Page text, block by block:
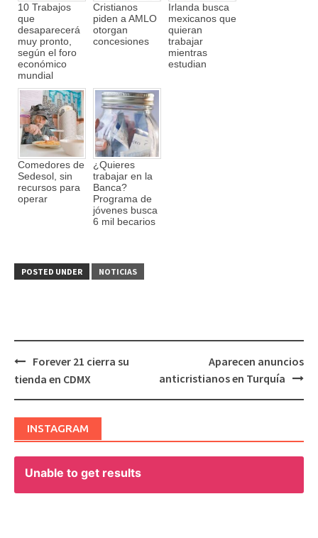
10 Trabajos
que
desaparecerá
muy pronto,
según el foro
económico
mundial
Cristianos
piden a AMLO
otorgan
concesiones
Irlanda busca
mexicanos que
quieran
trabajar
mientras
estudian
Comedores de
Sedesol, sin
recursos para
operar
¿Quieres
trabajar en la
Banca?
Programa de
jóvenes busca
6 mil becarios
POSTED UNDER NOTICIAS
Post
Forever 21 cierra su
tienda en CDMX
Aparecen anuncios
anticristianos en Turquía
INSTAGRAM
Unable to get results